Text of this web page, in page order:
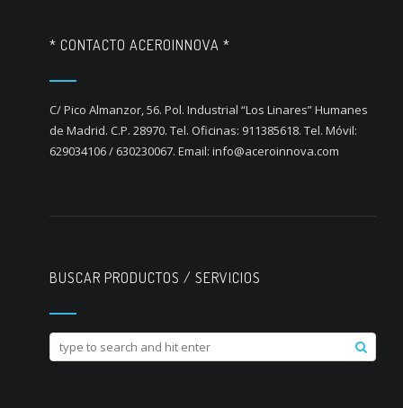
* CONTACTO ACEROINNOVA *
C/ Pico Almanzor, 56. Pol. Industrial “Los Linares” Humanes
de Madrid. C.P. 28970. Tel. Oficinas: 911385618. Tel. Móvil:
629034106 / 630230067. Email: info@aceroinnova.com
BUSCAR PRODUCTOS / SERVICIOS